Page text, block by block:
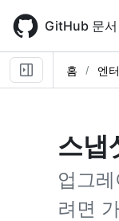
main
content
GitHub 문서
홈 엔
스냅
업그
려면